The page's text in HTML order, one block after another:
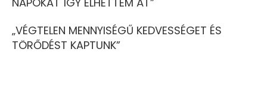
„VÉGTELEN MENNYISÉGŰ KEDVESSÉGET ÉS
TÖRŐDÉST KAPTUNK”